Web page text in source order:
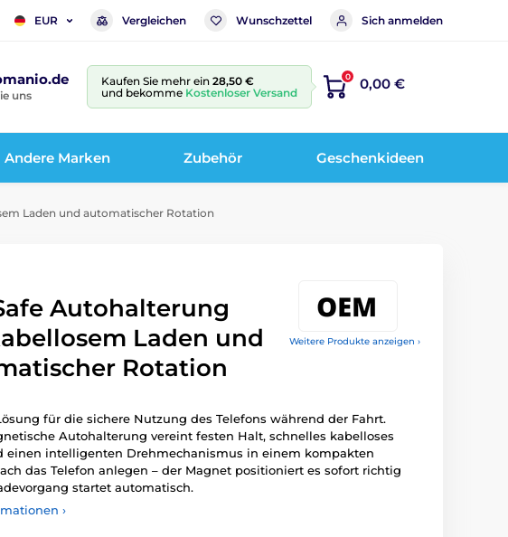
EUR Vergleichen Wunschzettel Sich anmelden
uns
Kaufen Sie mehr ein 28,50 €
und bekomme Kostenloser Versand
0 0,00 €
Andere Marken Zubehör Geschenkideen
Laden und automatischer Rotation
Weitere Produkte anzeigen ›
Autohalterung
Laden und
Rotation
für die sichere Nutzung des Telefons während der Fahrt.
Autohalterung vereint festen Halt, schnelles kabelloses
einen intelligenten Drehmechanismus in einem kompakten
das Telefon anlegen – der Magnet positioniert es sofort richtig
startet automatisch.
›